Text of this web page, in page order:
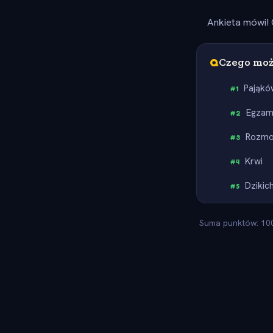
Ankieta mówi!
QCzego
#1
#2
#3
#4 Krwi
#5
Suma punktów: